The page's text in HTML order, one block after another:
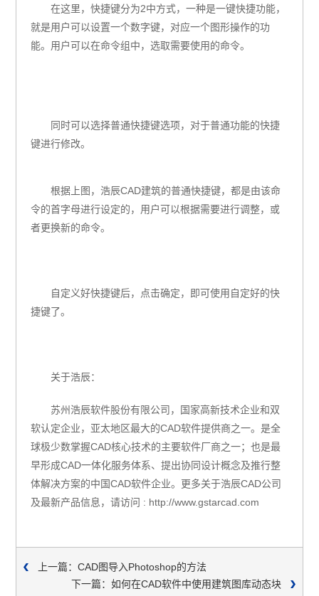
在这里，快捷键分为2中方式，一种是一键快捷功能，
就是用户可以设置一个数字键，对应一个图形操作的功
能。用户可以在命令组中，选取需要使用的命令。
同时可以选择普通快捷键选项，对于普通功能的快捷
键进行修改。
根据上图，浩辰CAD建筑的普通快捷键，都是由该命
令的首字母进行设定的，用户可以根据需要进行调整，或
者更换新的命令。
自定义好快捷键后，点击确定，即可使用自定好的快
捷键了。
关于浩辰：
苏州浩辰软件股份有限公司，国家高新技术企业和双
软认定企业，亚太地区最大的CAD软件提供商之一。是全
球极少数掌握CAD核心技术的主要软件厂商之一；也是最
早形成CAD一体化服务体系、提出协同设计概念及推行整
体解决方案的中国CAD软件企业。更多关于浩辰CAD公司
及最新产品信息，请访问 : http://www.gstarcad.com
上一篇：CAD图导入Photoshop的方法
下一篇：如何在CAD软件中使用建筑图库动态块